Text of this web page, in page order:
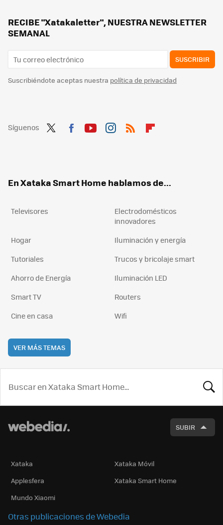
RECIBE "Xatakaletter", NUESTRA NEWSLETTER
SEMANAL
SUSCRIBIR
Suscribiéndote aceptas nuestra política de privacidad
Síguenos
En Xataka Smart Home hablamos de...
Televisores
Electrodomésticos
innovadores
Hogar
Iluminación y energía
Tutoriales
Trucos y bricolaje smart
Ahorro de Energía
Iluminación LED
Smart TV
Routers
Cine en casa
Wifi
VER MÁS TEMAS
SUBIR
Xataka
Xataka Móvil
Applesfera
Xataka Smart Home
Mundo Xiaomi
Otras publicaciones de Webedia